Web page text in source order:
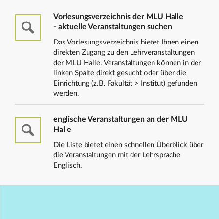
Vorlesungsverzeichnis der MLU Halle
- aktuelle Veranstaltungen suchen
Das Vorlesungsverzeichnis bietet Ihnen einen
direkten Zugang zu den Lehrveranstaltungen
der MLU Halle. Veranstaltungen können in der
linken Spalte direkt gesucht oder über die
Einrichtung (z.B. Fakultät > Institut) gefunden
werden.
englische Veranstaltungen an der MLU
Halle
Die Liste bietet einen schnellen Überblick über
die Veranstaltungen mit der Lehrsprache
Englisch.